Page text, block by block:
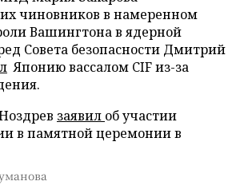
чиновников в намеренном
Вашингтона в ядерной
Совета безопасности Дмитрий
Японию вассалом CIF из-за
заявил об участии
в памятной церемонии в